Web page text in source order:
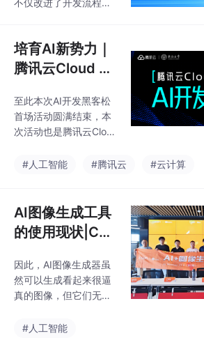
不仅改进了开发流程，
技术会议上出现了越来
越多的人工智能与测试
结合的topic，这无疑成
为了2023年测试行业最
亮的技术方向。那么，
为什么人工智能会突然
爆火，又会给大家带来
日，由CSDN与霍格沃
态沙龙在京举办，此次
沙龙以“人工智能与测试
培育AI新势力｜
腾讯云Cloud St
松首场活动圆满
落幕！
至此本次AI开发黑客松
首场活动圆满结束，本
次活动也是腾讯云Clou
I大模型学习领域的成功
队伍培养模式，也让东
南大学的师生对AI大模
型的发展趋势和应用前
知，为AI大模型行业的
未来发展培养和储备了
新的人才资源。在每次
了实操环节，留给大家
#人工智能 #腾讯云 #云计算
AI图像生成工具
的使用现状|CS
研讨会·杭州站回
顾
因此，AI图像生成器虽
然可以生成看起来很逼
真的图像，但它们无法
息，无法把握图像中所
#人工智能